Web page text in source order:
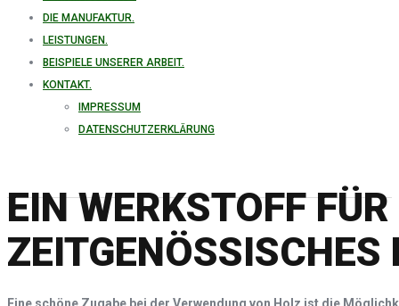
DIE MANUFAKTUR.
LEISTUNGEN.
BEISPIELE UNSERER ARBEIT.
KONTAKT.
IMPRESSUM
DATENSCHUTZERKLÄRUNG
EIN WERKSTOFF
ZEITGENÖSSISCHES